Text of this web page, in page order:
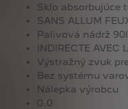
Sklo absorbujúce
SANS ALLUM
Palivová nádrž 90l
INDIRECTE AVEC
Výstražný zvuk
Bez systému
Nálepka výrobcu
0.0